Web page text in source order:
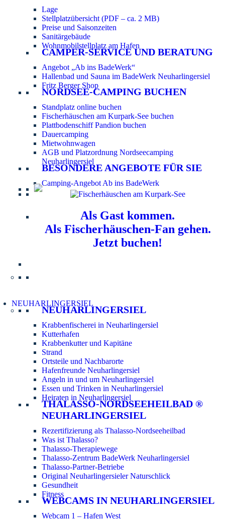
Lage
Stellplatzübersicht (PDF – ca. 2 MB)
Preise und Saisonzeiten
Sanitärgebäude
Wohnmobilstellplatz am Hafen
CAMPER-SERVICE UND BERATUNG
Angebot „Ab ins BadeWerk“
Hallenbad und Sauna im BadeWerk Neuharlingersiel
Fritz Berger Shop
NORDSEE-CAMPING BUCHEN
Standplatz online buchen
Fischerhäuschen am Kurpark-See buchen
Plattbodenschiff Pandion buchen
Dauercamping
Mietwohnwagen
AGB und Platzordnung Nordseecamping
Neuharlingersiel
BESONDERE ANGEBOTE FÜR SIE
Camping-Angebot Ab ins BadeWerk
Als Gast kommen.
Als Fischerhäuschen-Fan gehen.
Jetzt buchen!
NEUHARLINGERSIEL
NEUHARLINGERSIEL
Krabbenfischerei in Neuharlingersiel
Kutterhafen
Krabbenkutter und Kapitäne
Strand
Ortsteile und Nachbarorte
Hafenfreunde Neuharlingersiel
Angeln in und um Neuharlingersiel
Essen und Trinken in Neuharlingersiel
Heiraten in Neuharlingersiel
THALASSO-NORDSEEHEILBAD ®
NEUHARLINGERSIEL
Rezertifizierung als Thalasso-Nordseeheilbad
Was ist Thalasso?
Thalasso-Therapiewege
Thalasso-Zentrum BadeWerk Neuharlingersiel
Thalasso-Partner-Betriebe
Original Neuharlingersieler Naturschlick
Gesundheit
Fitness
WEBCAMS IN NEUHARLINGERSIEL
Webcam 1 – Hafen West